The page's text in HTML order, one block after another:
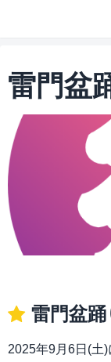
雷門盆
雷門盆
2025年9月6日(土